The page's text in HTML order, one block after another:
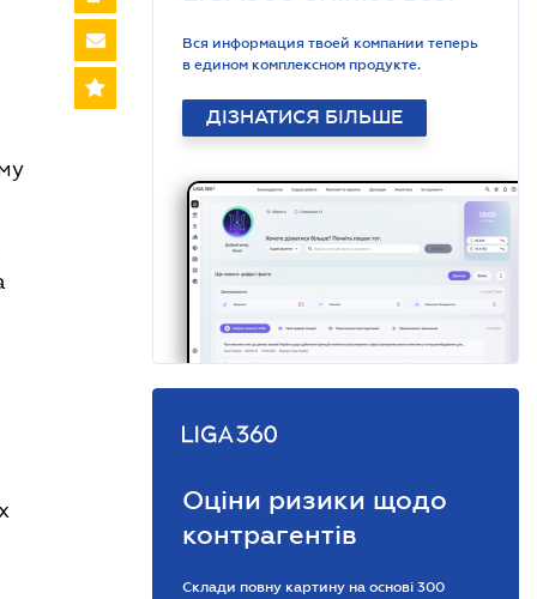
Вся информация твоей компании теперь
в едином комплексном продукте.
ДІЗНАТИСЯ БІЛЬШЕ
Оціни ризики щодо
контрагентів
Склади повну картину на основі 300